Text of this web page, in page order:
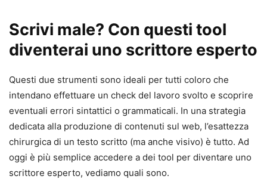
Scrivi male? Con questi tool
diventerai uno scrittore esperto
Questi due strumenti sono ideali per tutti coloro che
intendano effettuare un check del lavoro svolto e scoprire
eventuali errori sintattici o grammaticali. In una strategia
dedicata alla produzione di contenuti sul web, l’esattezza
chirurgica di un testo scritto (ma anche visivo) è tutto. Ad
oggi è più semplice accedere a dei tool per diventare uno
scrittore esperto, vediamo quali sono.